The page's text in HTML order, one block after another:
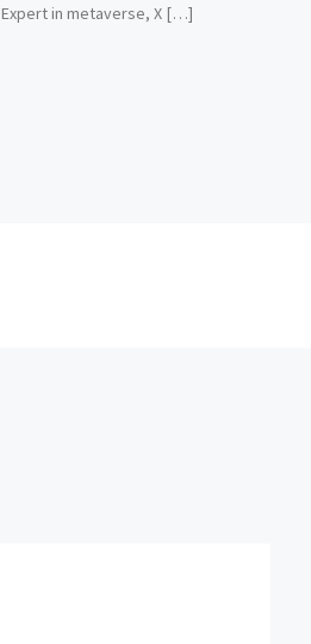
Expert in metaverse, X […]